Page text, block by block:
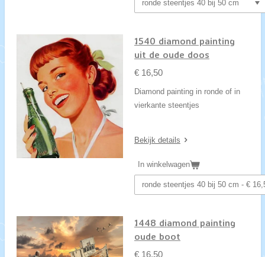
1540 diamond painting
uit de oude doos
€ 16,50
Diamond painting in ronde of in
vierkante steentjes
Bekijk details
In winkelwagen
1448 diamond painting
oude boot
€ 16,50